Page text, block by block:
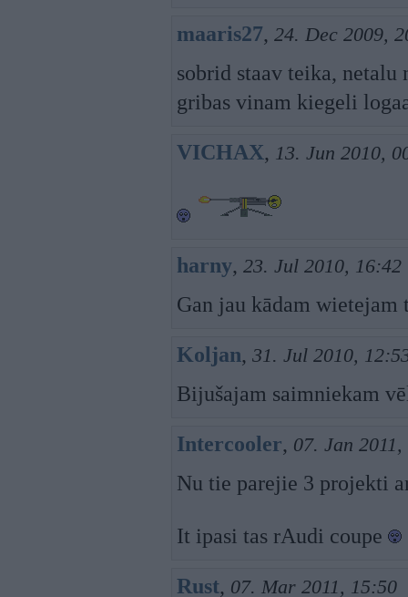
maaris27, 24. Dec 2009,
sobrid staav teika,
gribas vinam kiegeli
VICHAX, 13. Jun 2010,
harny, 23. Jul 2010, 16:42
Gan jau kādam
Koljan, 31. Jul 2010,
Bijušajam saimniekam
Intercooler, 07. Jan
Nu tie parejie 3 projekti
It ipasi tas rAudi coupe
Rust, 07. Mar 2011, 15:50